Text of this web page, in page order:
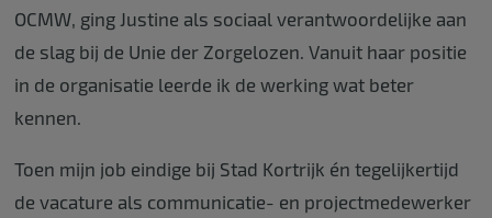
OCMW, ging Justine als sociaal verantwoordelijke aan
de slag bij de Unie der Zorgelozen. Vanuit haar positie
in de organisatie leerde ik de werking wat beter
kennen.
Toen mijn job eindige bij Stad Kortrijk én tegelijkertijd
de vacature als communicatie- en projectmedewerker